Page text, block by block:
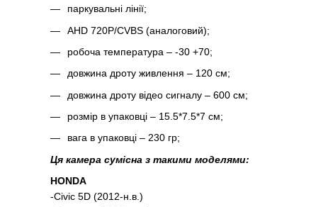
паркувальні лінії;
AHD 720P/CVBS (аналоговий);
робоча температура – -30 +70;
довжина дроту живлення – 120 см;
довжина дроту відео сигналу – 600 см;
розмір в упаковці – 15.5*7.5*7 см;
вага в упаковці – 230 гр;
Ця камера сумісна з такими моделями:
HONDA
-Civic 5D (2012-н.в.)